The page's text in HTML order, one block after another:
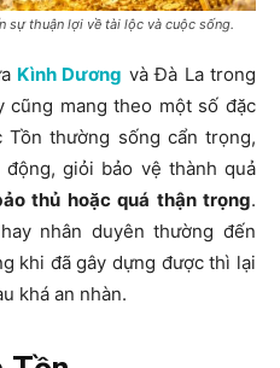
sự thuận lợi về tài lộc và cuộc sống.
Kình Dương và Đà La trong
cũng mang theo một số đặc
thường sống cẩn trọng,
giỏi bảo vệ thành quả
thủ hoặc quá thận trọng.
nhân duyên thường đến
khi đã gây dựng được thì lại
khá an nhàn.